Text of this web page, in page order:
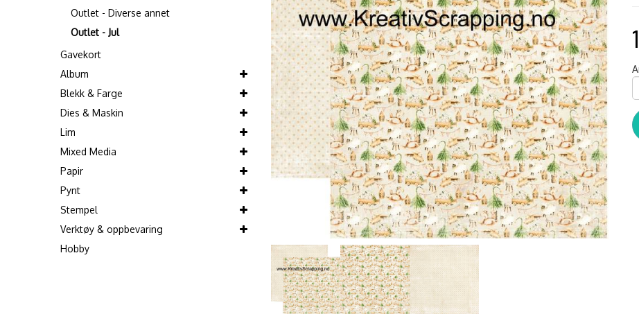
Outlet - Diverse annet
Outlet - Jul
Gavekort
Album
Blekk & Farge
Dies & Maskin
Lim
Mixed Media
Papir
Pynt
Stempel
Verktøy & oppbevaring
Hobby